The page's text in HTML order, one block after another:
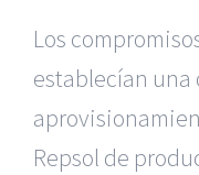
Los
establecían
Repsol de